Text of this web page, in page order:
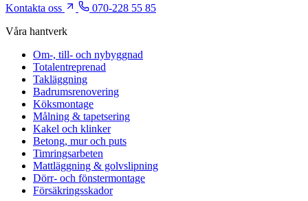
Kontakta oss
070-228 55 85
Våra hantverk
Om-, till- och nybyggnad
Totalentreprenad
Takläggning
Badrumsrenovering
Köksmontage
Målning & tapetsering
Kakel och klinker
Betong, mur och puts
Timringsarbeten
Mattläggning & golvslipning
Dörr- och fönstermontage
Försäkringsskador